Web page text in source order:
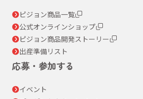
ピジョン商品一覧
公式オンラインショップ
ピジョン商品開発ストーリー
出産準備リスト
応募・参加する
イベント